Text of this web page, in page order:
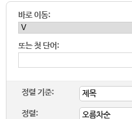
바로 이동:
또는 첫 단어:
정렬 기준:
정렬: